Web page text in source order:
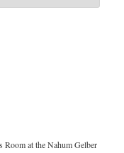
Room at the Nahum Gelber